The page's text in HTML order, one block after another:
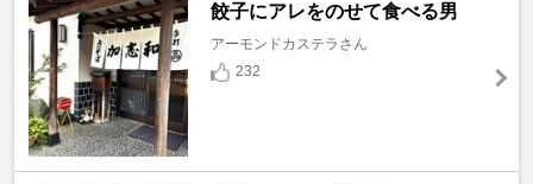
餃子にアレをのせて食べる男
アーモンドカステラさん
232